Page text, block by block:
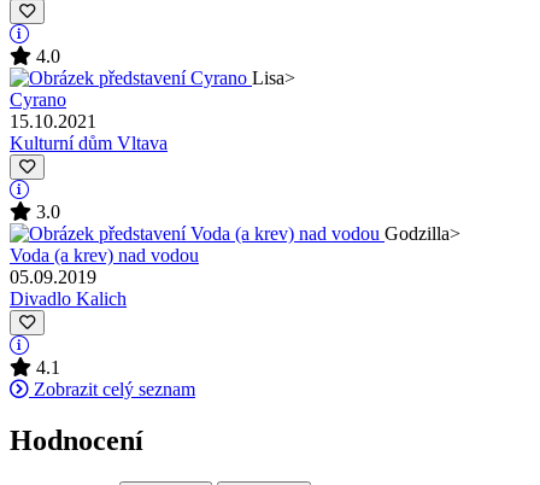
4.0
Lisa>
Cyrano
15.10.2021
Kulturní dům Vltava
3.0
Godzilla>
Voda (a krev) nad vodou
05.09.2019
Divadlo Kalich
4.1
Zobrazit celý seznam
Hodnocení